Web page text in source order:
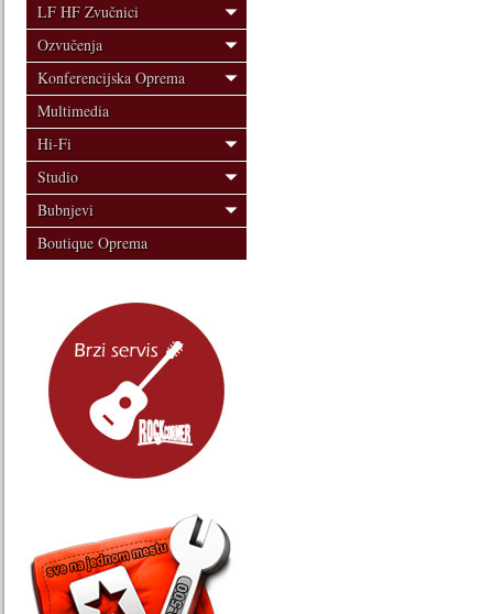
LF HF Zvučnici
Ozvučenja
Konferencijska Oprema
Multimedia
Hi-Fi
Studio
Bubnjevi
Boutique Oprema